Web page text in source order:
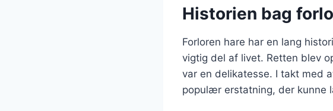
Historien bag
Forloren hare har en lang
vigtig del af livet. Retten blev
var en delikatesse. I takt med
populær erstatning, der kunne